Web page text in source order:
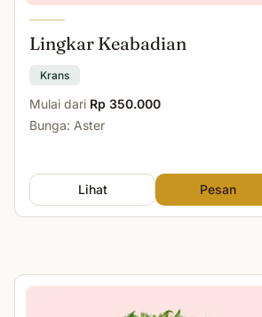
Lingkar Keabadian
Krans
Mulai dari Rp 350.000
Bunga: Aster
Lihat Pesan